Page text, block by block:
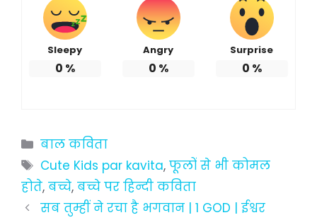
Sleepy
0 %
Angry
0 %
Surprise
0 %
Categories
बाल कविता
Tags
Cute Kids par kavita,फूलों से भी कोमल
होते, बच्चे, बच्चे पर हिन्दी कविता
सब तुम्हीं ने रचा है भगवान | 1 GOD | ईश्वर